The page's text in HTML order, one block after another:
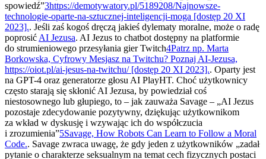
spowiedź”3https://demotywatory.pl/5189208/Najnowsze-
technologie-oparte-na-sztucznej-inteligencji-moga [dostęp 20 XI
2023].. Jeśli zaś kogoś dręczą jakieś dylematy moralne, może o radę
poprosićAI Jezusa. AI Jezus to chatbot dostępny na platformie
do strumieniowego przesyłania gier Twitch4Patrz np. Marta
Borkowska, Cyfrowy Mesjasz na Twitchu? Poznaj AI-Jezusa,
https://oiot.pl/ai-jesus-na-twitchu/ [dostęp 20 XI 2023].. Oparty jest
na GPT-4 oraz generatorze głosu AI PlayHT. Choć użytkownicy
często starają się skłonić AI Jezusa, by powiedział coś
niestosownego lub głupiego, to – jak zauważa Savage – „AI Jezus
pozostaje zdecydowanie pozytywny, dziękując użytkownikom
za wkład w dyskusję i wzywając ich do współczucia
i zrozumienia”5Savage, How Robots Can Learn to Follow a Moral
Code.. Savage zwraca uwagę, że gdy jeden z użytkowników „zadał
pytanie o charakterze seksualnym na temat cech fizycznych postaci